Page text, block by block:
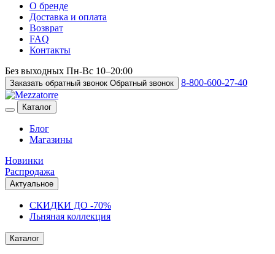
О бренде
Доставка и оплата
Возврат
FAQ
Контакты
Без выходных Пн-Вс 10–20:00
Заказать обратный звонок Обратный звонок 8-800-600-27-40
Каталог
Блог
Магазины
Новинки
Распродажа
Актуальное
СКИДКИ ДО -70%
Льняная коллекция
Каталог